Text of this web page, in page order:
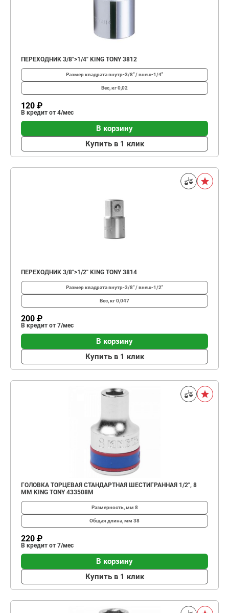
ПЕРЕХОДНИК 3/8">1/4" KING TONY 3812
Размер квадратавнутр-3/8" / внеш-1/4"
Вес, кг0,02
120 ₽
В кредит от 4/мес
В корзину
Купить в 1 клик
ПЕРЕХОДНИК 3/8">1/2" KING TONY 3814
Размер квадратавнутр-3/8" / внеш-1/2"
Вес, кг0,047
200 ₽
В кредит от 7/мес
В корзину
Купить в 1 клик
ГОЛОВКА ТОРЦЕВАЯ СТАНДАРТНАЯ ШЕСТИГРАННАЯ 1/2", 8
ММ KING TONY 433508M
Размерность, мм 8
Общая длина, мм 38
220 ₽
В кредит от 7/мес
В корзину
Купить в 1 клик